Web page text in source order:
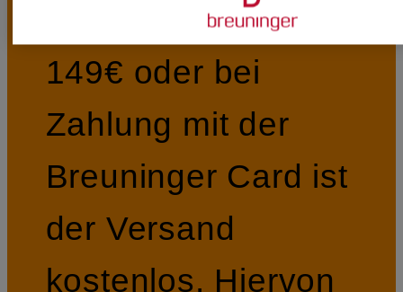
Bestellwert von
149€ oder bei
Zahlung mit der
Breuninger Card ist
der Versand
kostenlos. Hiervon